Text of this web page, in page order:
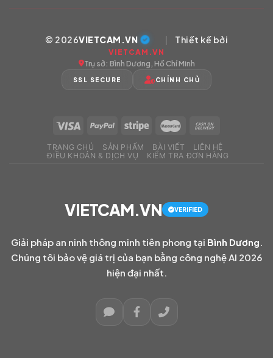
© 2026VIETCAM.VN | Thiết kế bởi
VIETCAM.VN
Trụ sở: Bình Dương, Hồ Chí Minh
SSL SECURE CHÍNH CHỦ
TRANG CHỦ SẢN PHẨM BÀI VIẾT
LIÊN HỆ
ĐIỀU KHOẢN & DỊCH VỤ
KIỂM TRA ĐƠN HÀNG
VIETCAM.VN VERIFIED
Giải pháp an ninh thông minh tiên phong tại Bình Dương
Chúng tôi bảo vệ giá trị của bạn bằng công nghệ AI 2026
hiện đại nhất.